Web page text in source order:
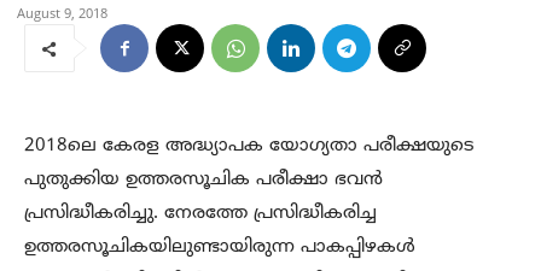
August 9, 2018
2018ലെ കേരള അദ്ധ്യാപക യോഗ്യതാ പരീക്ഷയുടെ
പുതുക്കിയ ഉത്തരസൂചിക പരീക്ഷാ ഭവന്‍
പ്രസിദ്ധീകരിച്ചു. നേരത്തേ പ്രസിദ്ധീകരിച്ച
ഉത്തരസൂചികയിലുണ്ടായിരുന്ന പാകപ്പിഴകള്‍